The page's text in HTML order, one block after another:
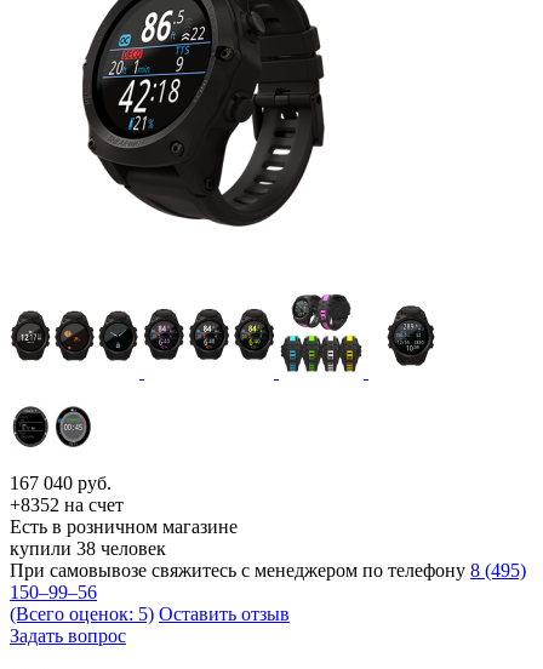
167 040 руб.
+8352 на счет
Есть в розничном магазине
купили 38 человек
При самовывозе свяжитесь с менеджером по телефону 8 (495)
150–99–56
(Всего оценок: 5) Оставить отзыв
Задать вопрос